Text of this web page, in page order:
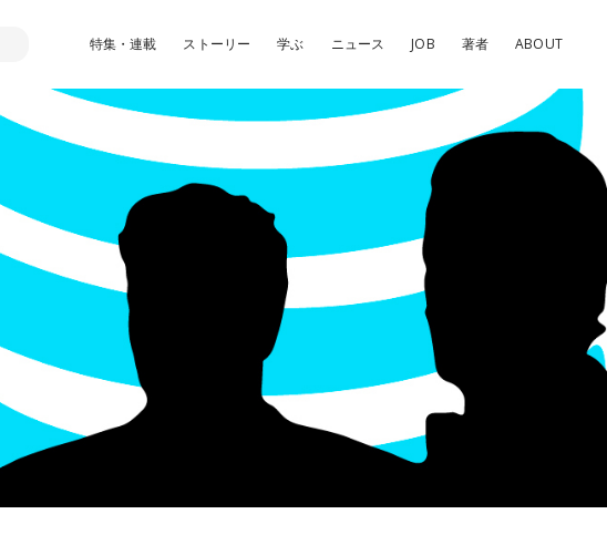
特集・連載 ストーリー 学ぶ ニュース JOB 著者 ABOUT